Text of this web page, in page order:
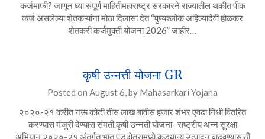
कर्जमाफी? जाणून घ्या संपूर्ण माहितीमहाराष्ट्र सरकारने राज्यातील थकीत पीक
कर्ज असलेल्या शेतकऱ्यांना मोठा दिलासा देत “पुण्यश्लोक अहिल्यादेवी होळकर
शेतकरी कर्जमुक्ती योजना 2026” जाहीर…
कृषी उन्नत्ती योजना GR
Posted on August 6,by Mahasarkari Yojana
२०२०-२१ करीत नऊ कोटी तीस लाख बावीस हजार शंभर एवढा निधी वितरित
करण्यास मंजुरी देण्यास संमती.कृषी उन्नती योजना- राष्ट्रीय अन्न सुरक्षा
अभियान २०२०-२१ अंतर्गत भात पड क्षेत्रामध्ये कडधान्य उत्पादन वाढवण्यासाठी